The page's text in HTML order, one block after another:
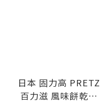
日本 固力高 PRETZ
百力滋 風味餅乾棒